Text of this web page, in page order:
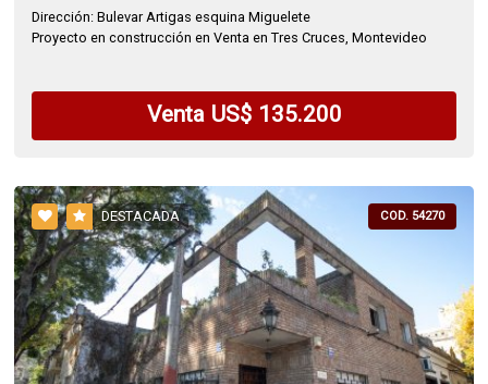
Dirección: Bulevar Artigas esquina Miguelete
Proyecto en construcción en Venta en Tres Cruces, Montevideo
Venta US$ 135.200
DESTACADA COD. 54270